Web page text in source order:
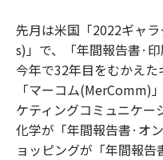
先月は米国「2022ギャ
s)」で、「年間報告書·
今年で32年目をむかえ
「マーコム(MerComm)
ケティングコミュニケー
化学が「年間報告書·オ
ョッピングが「年間報